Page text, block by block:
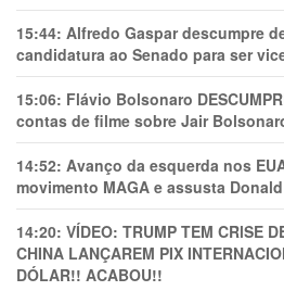
15:44: Alfredo Gaspar descumpre
candidatura ao Senado para ser
15:06: Flávio Bolsonaro
contas de filme sobre Jair
14:52: Avanço da esquerda nos
movimento MAGA e assusta
14:20: VÍDEO: TRUMP TEM CRlSE
CHINA LANÇAREM PIX
DÓLAR!! ACABOU!!